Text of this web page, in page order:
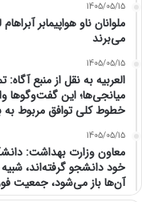
1405/05/15
ملوانان ناو هواپیمابر
می‌برند
1405/05/15
العربیه به نقل از منبع
میانجی‌ها؛ این گفت‌و‌گو‌ها
خطوط کلی توافق مربوط به
1405/05/15
معاون وزارت بهداشت:
خود دانشجو گرفته‌اند،
آن‌ها باز می‌شود، جمعیت